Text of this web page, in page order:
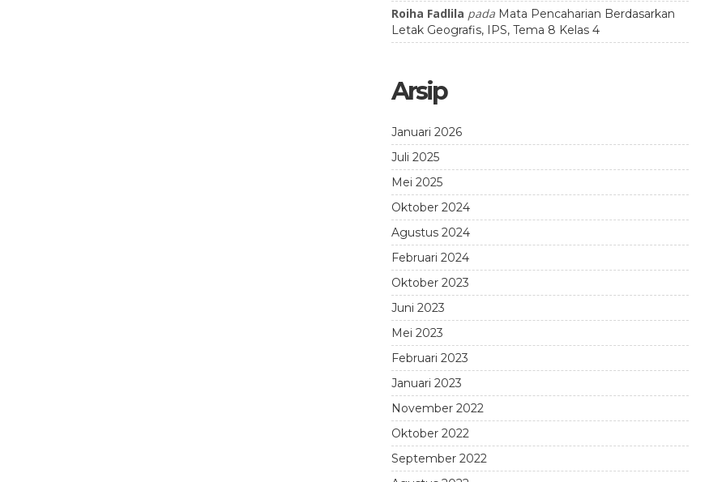
Roiha Fadlila pada Mata Pencaharian Berdasarkan
Letak Geografis, IPS, Tema 8 Kelas 4
Arsip
Januari 2026
Juli 2025
Mei 2025
Oktober 2024
Agustus 2024
Februari 2024
Oktober 2023
Juni 2023
Mei 2023
Februari 2023
Januari 2023
November 2022
Oktober 2022
September 2022